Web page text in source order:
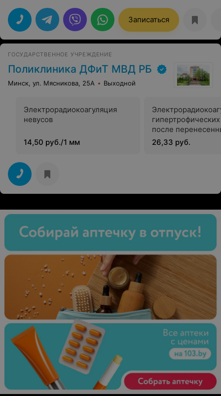
Записаться
ГОСУДАРСТВЕННОЕ УЧРЕЖДЕНИЕ
Поликлиника ДФиТ МВД РБ
Минск, ул. Мясникова, 25А Выходной
Электрорадиокоагуляция
невусов
14,50 руб./1 мм
после
воспалительных
кожи за 1 см
26,33 руб.